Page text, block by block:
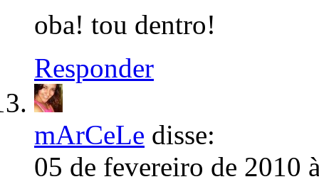
oba! tou dentro!
Responder
mArCeLe disse:
05 de fevereiro de 2010